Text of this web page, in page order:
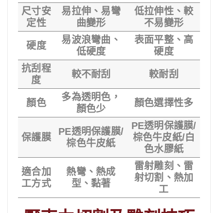
尺寸安
定性
易拉伸、易彎
曲變形
低拉伸性、較
不易變形
硬度
易波浪彎曲、
低硬度
表面平整、高
硬度
抗刮程
度
較不耐刮 較耐刮
顏色
多為透明色，
顏色少
顏色選擇性多
保護膜
PE透明保護膜/
棕色牛皮紙
PE透明保護膜/
棕色牛皮紙/白
色水膠紙
適合加
工方式
熱彎、熱成
型、黏著
雷射雕刻、雷
射切割、熱加
工